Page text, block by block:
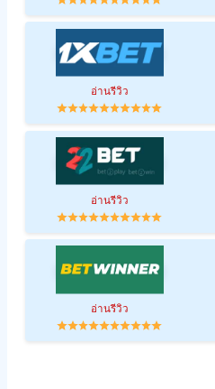
อ่านรีวิว
อ่านรีวิว
อ่านรีวิว